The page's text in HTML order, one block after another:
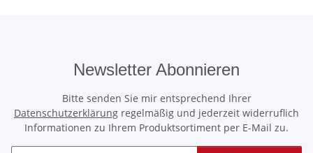
Newsletter Abonnieren
Bitte senden Sie mir entsprechend Ihrer
Datenschutzerklärung regelmäßig und jederzeit widerruflich
Informationen zu Ihrem Produktsortiment per E-Mail zu.